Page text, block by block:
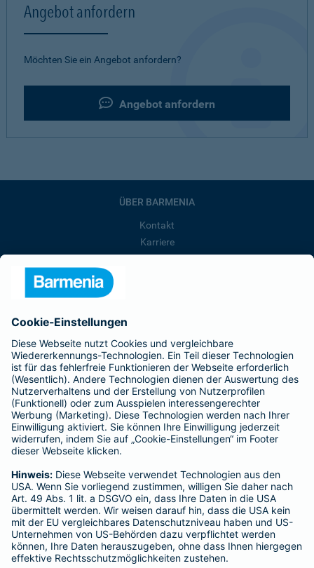
Angebot anfordern
Möchten Sie ein Angebot anfordern?
Angebot anfordern
ÜBER BARMENIA
Kontakt
Karriere
Presse
Barmenia ist Teil der BarmeniaGothaer
BELIEBTE SEITEN
Kranken-Zusatzversicherung
Tierversicherungen
Haftpflichtversicherung
Hausratversicherung
Adresse ändern
Schaden melden
Kilometerstandsmeldung
Serviceübersicht